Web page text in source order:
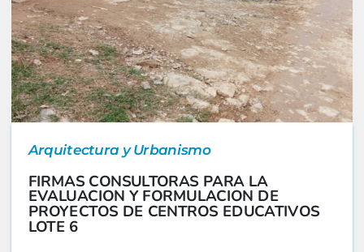
Arquitectura y Urbanismo
FIRMAS CONSULTORAS PARA LA
EVALUACION Y FORMULACION DE
PROYECTOS DE CENTROS EDUCATIVOS
LOTE 6